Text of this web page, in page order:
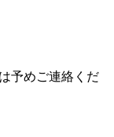
予めご連絡くだ